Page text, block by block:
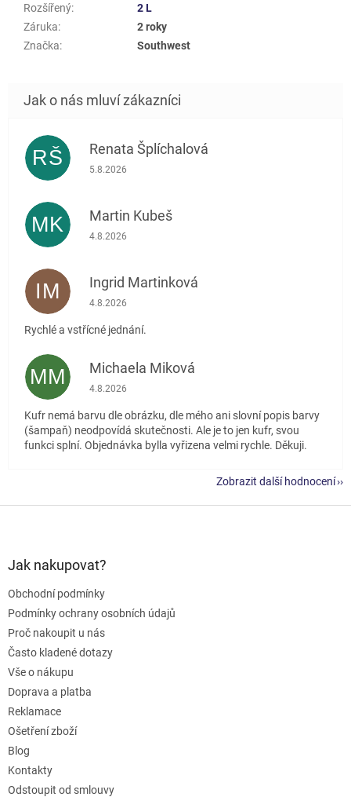
Rozšířený:
2 L
Záruka:
2 roky
Značka: Southwest
RŠ Renata Šplíchalová
Hodnocení obchodu je 5 z 5 hvězdiček.
5.8.2026
MK Martin Kubeš
Hodnocení obchodu je 5 z 5 hvězdiček.
4.8.2026
IM Ingrid Martinková
Hodnocení obchodu je 5 z 5 hvězdiček.
4.8.2026
Rychlé a vstřícné jednání.
MM Michaela Miková
Hodnocení obchodu je 5 z 5 hvězdiček.
4.8.2026
Kufr nemá barvu dle obrázku, dle mého ani slovní popis barvy
(šampaň) neodpovídá skutečnosti. Ale je to jen kufr, svou
funkci splní. Objednávka bylla vyřizena velmi rychle. Děkuji.
Zobrazit další hodnocení
Jak nakupovat?
Obchodní podmínky
Podmínky ochrany osobních údajů
Proč nakoupit u nás
Často kladené dotazy
Vše o nákupu
Doprava a platba
Reklamace
Ošetření zboží
Blog
Kontakty
Odstoupit od smlouvy